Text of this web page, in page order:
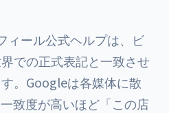
ィール公式ヘルプは、ビ
での正式表記と一致させ
。Googleは各媒体に散
致度が高いほど「この店